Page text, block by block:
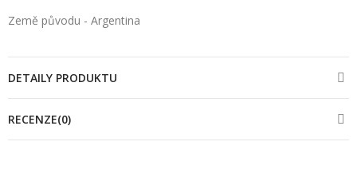
Země původu - Argentina
DETAILY PRODUKTU
RECENZE(0)